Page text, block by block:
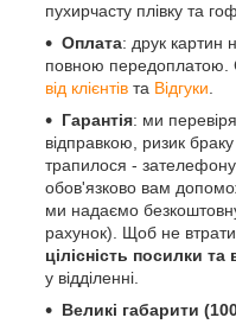
пухирчасту плівку та
Оплата: друк картин
повною передоплатою.
від клієнтів та Відгуки.
Гарантія: ми
відправкою, ризик
трапилося -
обов'язково вам
ми надаємо
рахунок). Щоб не
цілісність посилки та
у відділенні.
Великі габарити